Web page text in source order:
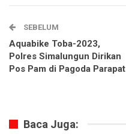
SEBELUM
Aquabike Toba-2023,
Polres Simalungun Dirikan
Pos Pam di Pagoda Parapat
Baca Juga: